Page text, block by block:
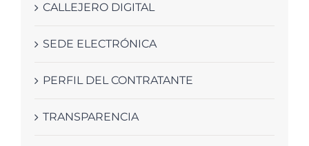
CALLEJERO DIGITAL
SEDE ELECTRÓNICA
PERFIL DEL CONTRATANTE
TRANSPARENCIA